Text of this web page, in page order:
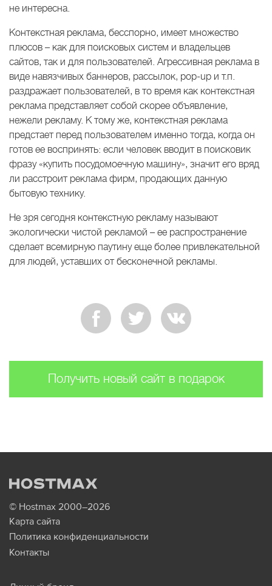
не интересна.
Контекстная реклама, бесспорно, имеет множество
плюсов – как для поисковых систем и владельцев
сайтов, так и для пользователей. Агрессивная реклама в
виде навязчивых баннеров, рассылок, pop-up и т.п.
раздражает пользователей, в то время как контекстная
реклама представляет собой скорее объявление,
нежели рекламу. К тому же, контекстная реклама
предстает перед пользователем именно тогда, когда он
готов ее воспринять: если человек вводит в поисковик
фразу «купить посудомоечную машину», значит его вряд
ли расстроит реклама фирм, продающих данную
бытовую технику.
Не зря сегодня контекстную рекламу называют
экологически чистой рекламой – ее распространение
сделает всемирную паутину еще более привлекательной
для людей, уставших от бесконечной рекламы.
Получить новый сайт в подарок
© Hostmax 2000–2026
Карта сайта
Политика конфиденциальности
Контакты